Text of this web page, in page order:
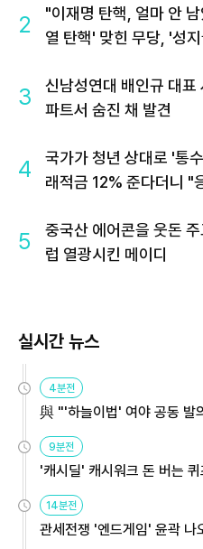
2
"이재명 탄핵, 얼마 안
열 탄핵' 맞힌 무당, '성
3
신남성연대 배인규 대
파트서 숨진 채 발견
4
국가가 청년 상대로 '통
래적금 12% 준다더니 "
5
중국산 에어콘을 웃돈
럽 열광시킨 메이디
실시간 뉴스
4분전
與 "'하늘이법' 여야 공동 발
9분전
'캐시딜' 캐시워크 돈 버는
14분전
관세전쟁 '엔드게임' 윤곽